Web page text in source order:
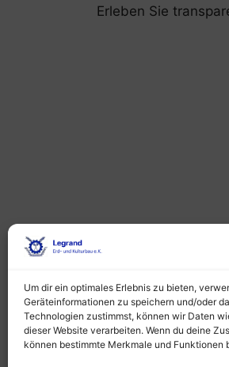
Um dir ein optimales Erlebnis zu bieten,
Geräteinformationen zu speichern und/oder
Technologien zustimmst, können wir Daten
dieser Website verarbeiten. Wenn du deine
können bestimmte Merkmale und Funktionen
Erleben Sie
ERD- UND
Inh. Raymond